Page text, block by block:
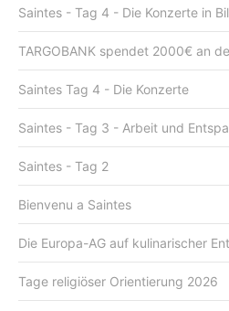
Saintes - Tag 4 - Die Konzerte in
TARGOBANK spendet 2000€ an
Saintes Tag 4 - Die Konzerte
Saintes - Tag 3 - Arbeit und
Saintes - Tag 2
Bienvenu a Saintes
Die Europa-AG auf kulinarischer
Tage religiöser Orientierung 2026